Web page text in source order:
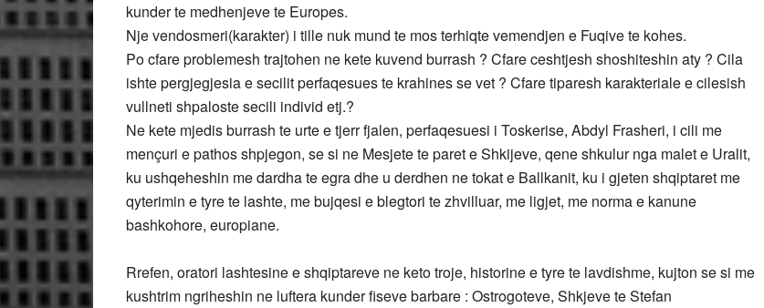
kunder te medhenjeve te Europes.
Nje vendosmeri(karakter) i tille nuk mund te mos terhiqte vemendjen e Fuqive te kohes.
Po cfare problemesh trajtohen ne kete kuvend burrash ? Cfare ceshtjesh shoshiteshin aty ? Cila
ishte pergjegjesia e secilit perfaqesues te krahines se vet ? Cfare tiparesh karakteriale e cilesish
vullneti shpaloste secili individ etj.?
Ne kete mjedis burrash te urte e tjerr fjalen, perfaqesuesi i Toskerise, Abdyl Frasheri, i cili me
mençuri e pathos shpjegon, se si ne Mesjete te paret e Shkijeve, qene shkulur nga malet e Uralit,
ku ushqeheshin me dardha te egra dhe u derdhen ne tokat e Ballkanit, ku i gjeten shqiptaret me
qyterimin e tyre te lashte, me bujqesi e blegtori te zhvilluar, me ligjet, me norma e kanune
bashkohore, europiane.
Rrefen, oratori lashtesine e shqiptareve ne keto troje, historine e tyre te lavdishme, kujton se si me
kushtrim ngriheshin ne luftera kunder fiseve barbare : Ostrogoteve, Shkjeve te Stefan